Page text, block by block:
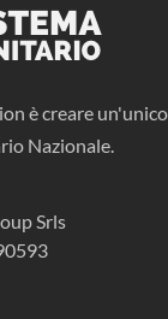
è creare
Nazionale.
Srls